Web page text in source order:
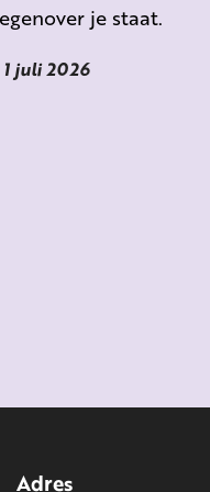
je staat.
juli 2026
Adres